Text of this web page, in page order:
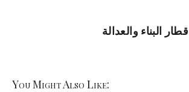
البناء والعدالة
You Might Also Like: